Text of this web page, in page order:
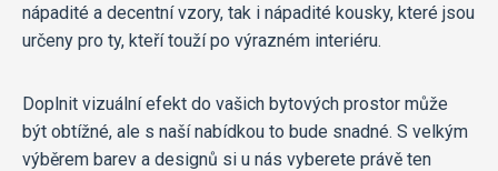
nápadité a decentní vzory, tak i nápadité kousky, které jsou
určeny pro ty, kteří touží po výrazném interiéru.
Doplnit vizuální efekt do vašich bytových prostor může
být obtížné, ale s naší nabídkou to bude snadné. S velkým
výběrem barev a designů si u nás vyberete právě ten